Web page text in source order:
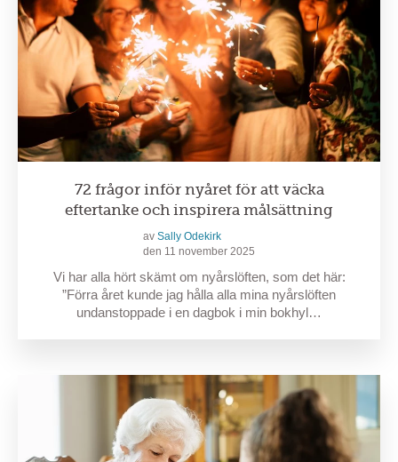
72 frågor inför nyåret för att väcka
eftertanke och inspirera målsättning
av Sally Odekirk
den 11 november 2025
Vi har alla hört skämt om nyårslöften, som det här:
”Förra året kunde jag hålla alla mina nyårslöften
undanstoppade i en dagbok i min bokhyl…